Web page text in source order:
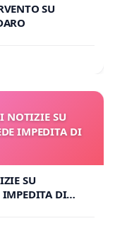
SU
NOTIZIE SU
IMPEDITA DI
SU
IMPEDITA DI